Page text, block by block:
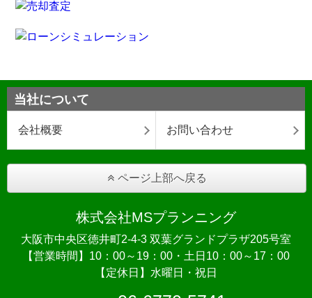
当社について
会社概要 お問い合わせ
ページ上部へ戻る
株式会社MSプランニング
大阪市中央区徳井町2-4-3 双葉グランドプラザ205号室
【営業時間】10：00～19：00・土日10：00～17：00
【定休日】水曜日・祝日